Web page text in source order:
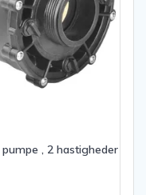
, 2 hastigheder